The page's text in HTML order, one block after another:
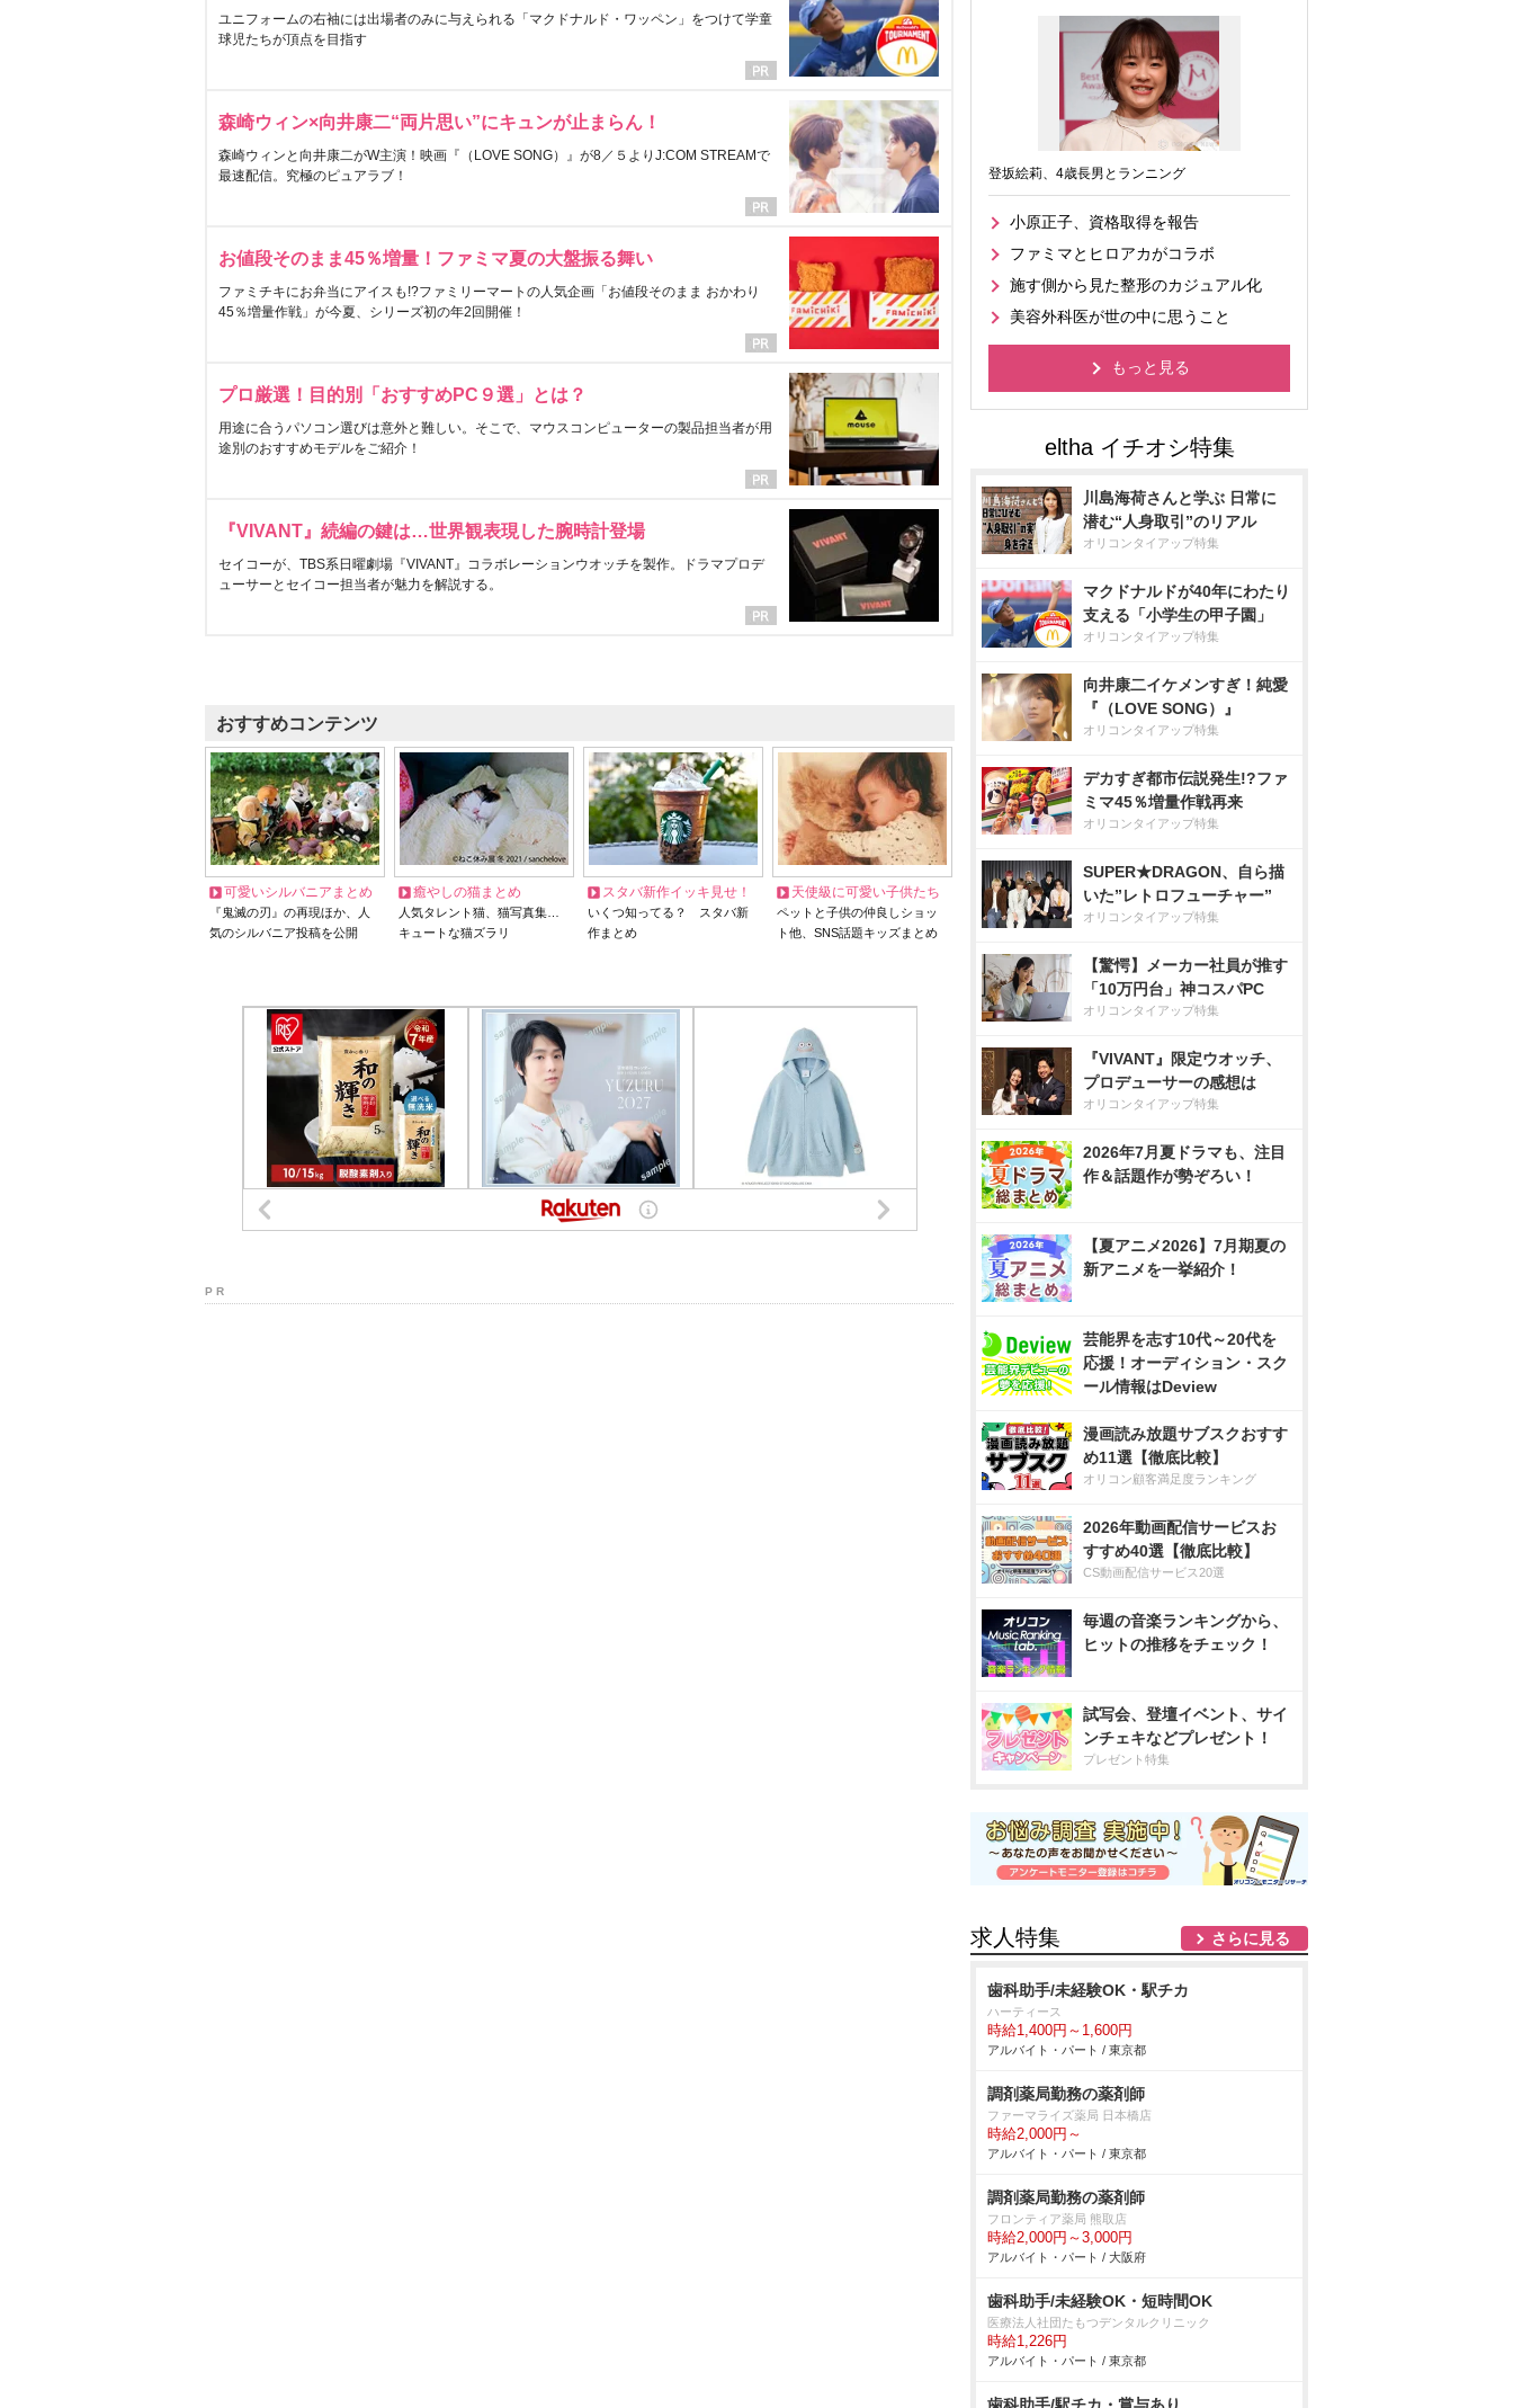
ユニフォームの右袖には出場者のみに与えられる「マクドナルド・ワッペン」をつけて学童
球児たちが頂点を目指す
森崎ウィン×向井康二“両片思い”にキュンが止まらん！
森崎ウィンと向井康二がW主演！映画『（LOVE SONG）』が8／５よりJ:COM STREAMで
最速配信。究極のピュアラブ！
お値段そのまま45％増量！ファミマ夏の大盤振る舞い
ファミチキにお弁当にアイスも!?ファミリーマートの人気企画「お値段そのまま おかわり
45％増量作戦」が今夏、シリーズ初の年2回開催！
プロ厳選！目的別「おすすめPC９選」とは？
用途に合うパソコン選びは意外と難しい。そこで、マウスコンピューターの製品担当者が用
途別のおすすめモデルをご紹介！
『VIVANT』続編の鍵は…世界観表現した腕時計登場
セイコーが、TBS系日曜劇場『VIVANT』コラボレーションウオッチを製作。ドラマプロデ
ューサーとセイコー担当者が魅力を解説する。
おすすめコンテンツ
可愛いシルバニアまとめ
『鬼滅の刃』の再現ほか、人
気のシルバニア投稿を公開
癒やしの猫まとめ
人気タレント猫、猫写真集…
キュートな猫ズラリ
スタバ新作イッキ見せ！
いくつ知ってる？ スタバ新
作まとめ
天使級に可愛い子供たち
ペットと子供の仲良しショッ
ト他、SNS話題キッズまとめ
P R
登坂絵莉、4歳長男とランニング
小原正子、資格取得を報告
ファミマとヒロアカがコラボ
施す側から見た整形のカジュアル化
美容外科医が世の中に思うこと
もっと見る
川島海荷さんと学ぶ 日常に
潜む“人身取引”のリアル
オリコンタイアップ特集
マクドナルドが40年にわたり
支える「小学生の甲子園」
オリコンタイアップ特集
向井康二イケメンすぎ！純愛
『（LOVE SONG）』
オリコンタイアップ特集
デカすぎ都市伝説発生!?ファ
ミマ45％増量作戦再来
オリコンタイアップ特集
SUPER★DRAGON、自ら描
いた”レトロフューチャー”
オリコンタイアップ特集
【驚愕】メーカー社員が推す
「10万円台」神コスパPC
オリコンタイアップ特集
『VIVANT』限定ウオッチ、
プロデューサーの感想は
オリコンタイアップ特集
2026年7月夏ドラマも、注目
作＆話題作が勢ぞろい！
【夏アニメ2026】7月期夏の
新アニメを一挙紹介！
芸能界を志す10代～20代を
応援！オーディション・スク
ール情報はDeview
漫画読み放題サブスクおすす
め11選【徹底比較】
オリコン顧客満足度ランキング
2026年動画配信サービスお
すすめ40選【徹底比較】
CS動画配信サービス20選
毎週の音楽ランキングから、
ヒットの推移をチェック！
試写会、登壇イベント、サイ
ンチェキなどプレゼント！
プレゼント特集
求人特集 さらに見る
歯科助手/未経験OK・駅チカ
ハーティース
時給1,400円～1,600円
アルバイト・パート / 東京都
調剤薬局勤務の薬剤師
ファーマライズ薬局 日本橋店
時給2,000円～
アルバイト・パート / 東京都
調剤薬局勤務の薬剤師
フロンティア薬局 熊取店
時給2,000円～3,000円
アルバイト・パート / 大阪府
歯科助手/未経験OK・短時間OK
医療法人社団たもつデンタルクリニック
時給1,226円
アルバイト・パート / 東京都